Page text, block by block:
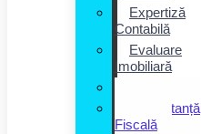
Expertiză
Contabilă
Evaluare
Imobiliară
Consultanță
Fiscală